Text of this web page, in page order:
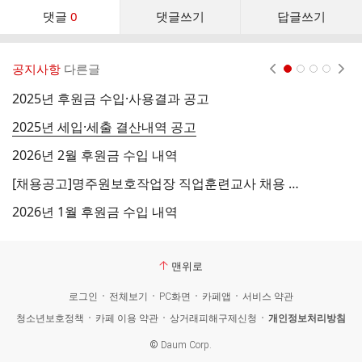
댓글 0 댓글쓰기 답글쓰기
댓
공지사항 다른글
2025년 후원금 수입·사용결과 공고
2025년 세입·세출 결산내역 공고
2026년 2월 후원금 수입 내역
[채용공고]명주원보호작업장 직업훈련교사 채용 공고
2026년 1월 후원금 수입 내역
맨위로
로그인 전체보기 PC화면 카페앱
서비스 약관
청소년보호정책
카페 이용 약관 상거래피해구제신청 개인정보처리방침
© Daum Corp.